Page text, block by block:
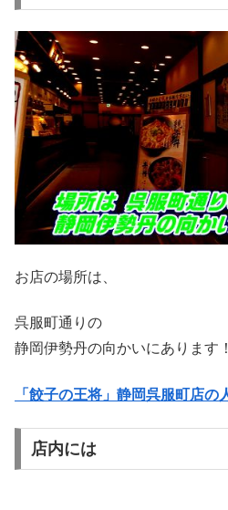
お店の場所は、
呉服町通りの
静岡伊勢丹の向かいにあります！
「餃子の王将」静岡呉服町店の
店内には